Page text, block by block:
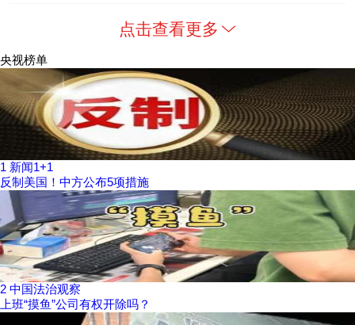
点击查看更多
央视榜单
1 新闻1+1
反制美国！中方公布5项措施
2 中国法治观察
上班“摸鱼”公司有权开除吗？